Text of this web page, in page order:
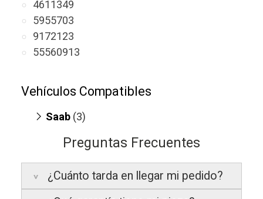
4611349
5955703
9172123
55560913
Vehículos Compatibles
Saab (3)
9-3 I 2.0(T, motor B205E / B235E)
9-5 3.0(T, motor B308E)
Preguntas Frecuentes
¿Cuánto tarda en llegar mi pedido?